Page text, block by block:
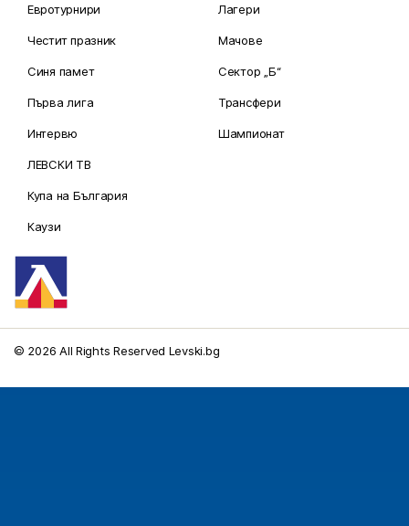
Евротурнири
Честит празник
Синя памет
Първа лига
Интервю
ЛЕВСКИ ТВ
Купа на България
Каузи
Лагери
Мачове
Сектор „Б“
Трансфери
Шампионат
© 2026 All Rights Reserved Levski.bg